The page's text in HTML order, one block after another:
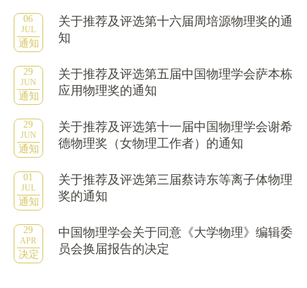
06
JUL
通知
关于推荐及评选第十六届周培源物理奖的通
知
29
JUN
通知
关于推荐及评选第五届中国物理学会萨本栋
应用物理奖的通知
29
JUN
通知
关于推荐及评选第十一届中国物理学会谢希
德物理奖（女物理工作者）的通知
01
JUL
通知
关于推荐及评选第三届蔡诗东等离子体物理
奖的通知
29
APR
决定
中国物理学会关于同意《大学物理》编辑委
员会换届报告的决定